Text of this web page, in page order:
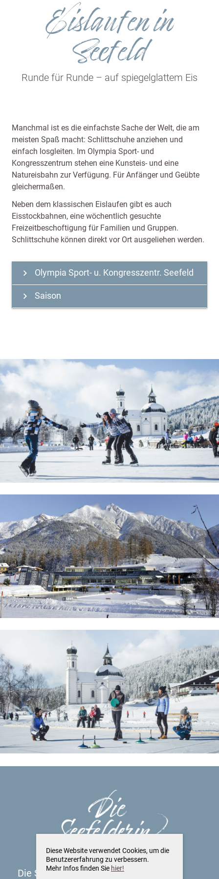
Eislaufen in
Seefeld
Runde für Runde – auf spiegelglattem Eis
Manchmal ist es die einfachste Sache der Welt, die am
meisten Spaß macht: Schlittschuhe anziehen und
einfach losgleiten. Im Olympia Sport- und
Kongresszentrum stehen eine Kunsteis- und eine
Natureisbahn zur Verfügung. Für Anfänger und Geübte
gleichermaßen.
Neben dem klassischen Eislaufen gibt es auch
Eisstockbahnen, eine wöchentlich gesuchte
Freizeitbeschoftigung für Familien und Gruppen.
Schlittschuhe können direkt vor Ort ausgeliehen werden.
keyboard_arrow_right Olympia Sport- u. Kongresszentr. Seefeld
keyboard_arrow_right Saison
Die Seefelderin - Boutiquehotel
Diese Website verwendet Cookies, um die
Benutzererfahrung zu verbessern.
Mehr Infos finden Sie hier!